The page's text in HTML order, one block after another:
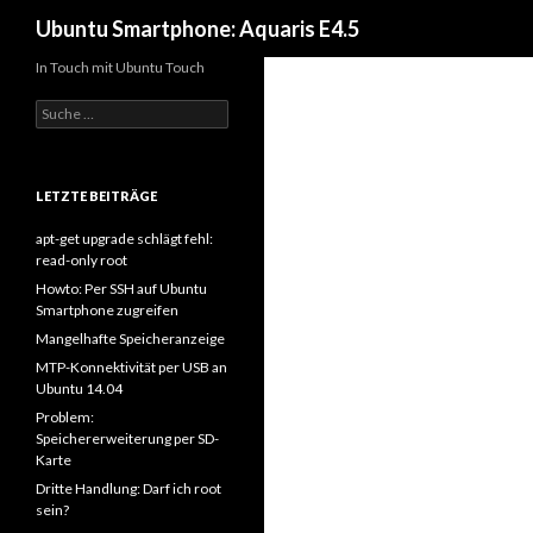
Ubuntu Smartphone: Aquaris E4.5
In Touch mit Ubuntu Touch
u
e
a
c
h
:
LETZTE BEITRÄGE
apt-get upgrade schlägt fehl:
read-only root
Howto: Per SSH auf Ubuntu
Smartphone zugreifen
Mangelhafte Speicheranzeige
MTP-Konnektivität per USB an
Ubuntu 14.04
Problem:
Speichererweiterung per SD-
Karte
Dritte Handlung: Darf ich root
sein?